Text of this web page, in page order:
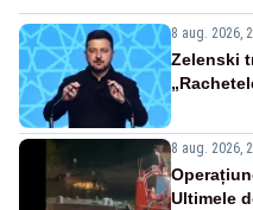
8 aug. 2026,
Zelenski
8 aug. 2026,
Ultimele